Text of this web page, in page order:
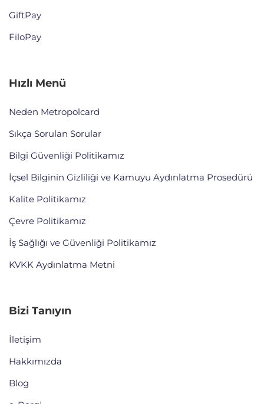
GiftPay
FiloPay
Hızlı Menü
Neden Metropolcard
Sıkça Sorulan Sorular
Bilgi Güvenliği Politikamız
İçsel Bilginin Gizliliği ve Kamuyu Aydınlatma Prosedürü
Kalite Politikamız
Çevre Politikamız
İş Sağlığı ve Güvenliği Politikamız
KVKK Aydınlatma Metni
Bizi Tanıyın
İletişim
Hakkımızda
Blog